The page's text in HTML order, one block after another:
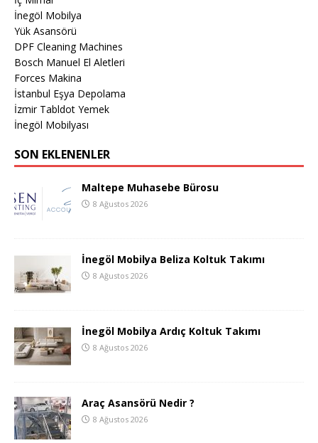
İnegöl Mobilya
Yük Asansörü
DPF Cleaning Machines
Bosch Manuel El Aletleri
Forces Makina
İstanbul Eşya Depolama
İzmir Tabldot Yemek
İnegöl Mobilyası
SON EKLENENLER
Maltepe Muhasebe Bürosu
8 Ağustos 2026
İnegöl Mobilya Beliza Koltuk Takımı
8 Ağustos 2026
İnegöl Mobilya Ardıç Koltuk Takımı
8 Ağustos 2026
Araç Asansörü Nedir ?
8 Ağustos 2026